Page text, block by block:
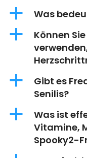
a Was
a
Können
a
Gibt es
Senilis?
a
Was ist
Vitamine,
Spooky2-